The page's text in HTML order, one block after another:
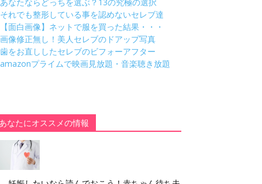
それでも整形している事を認めないセレブ達
【面白画像】ネットで服を買った結果・・・
画像修正無し！美人セレブのドアップ写真
歯をお直ししたセレブのビフォーアフター
amazonプライムで映画見放題・音楽聴き放題
あなたにオススメの情報